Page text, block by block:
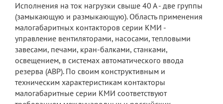
Исполнения на ток нагрузки свыше 40 А - две группы
(замыкающую и размыкающую). Область применения
малогабаритных контакторов серии КМИ -
управление вентиляторами, насосами, тепловыми
завесами, печами, кран-балками, станками,
освещением, в системах автоматического ввода
резерва (АВР). По своим конструктивным и
техническим характеристикам контакторы
малогабаритные серии КМИ соответствуют